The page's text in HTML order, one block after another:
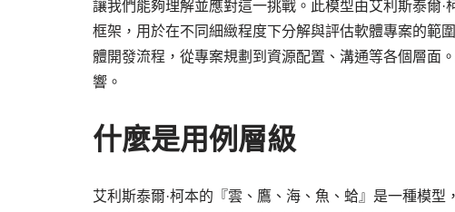
讓我們能夠理解並應對這一挑戰。此模型由艾利斯泰爾
框架，用於在不同細緻程度下分解與評估軟體專案的範
體開發流程，從專案規劃到資源配置、溝通等各個層面
響。
什麼是用例層級
艾利斯泰爾·柯本的『雲、鷹、海、魚、蛤』是一種模